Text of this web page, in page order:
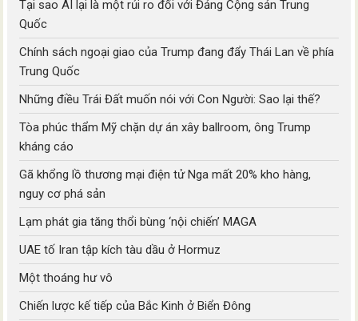
Tại sao AI lại là một rủi ro đối với Đảng Cộng sản Trung
Quốc
Chính sách ngoại giao của Trump đang đẩy Thái Lan về phía
Trung Quốc
Những điều Trái Đất muốn nói với Con Người: Sao lại thế?
Tòa phúc thẩm Mỹ chặn dự án xây ballroom, ông Trump
kháng cáo
Gã khổng lồ thương mại điện tử Nga mất 20% kho hàng,
nguy cơ phá sản
Lạm phát gia tăng thổi bùng ‘nội chiến’ MAGA
UAE tố Iran tập kích tàu dầu ở Hormuz
Một thoáng hư vô
Chiến lược kế tiếp của Bắc Kinh ở Biển Đông